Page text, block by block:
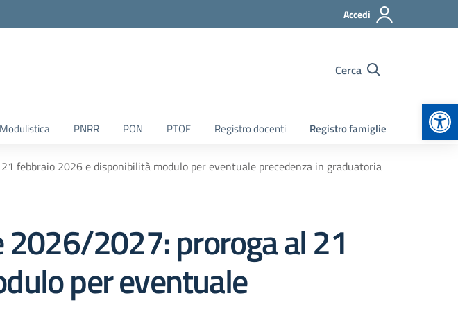
Accedi
Cerca
Modulistica PNRR PON PTOF Registro docenti Registro famiglie
febbraio 2026 e disponibilità modulo per eventuale precedenza in graduatoria
2027: proroga al 21
per eventuale